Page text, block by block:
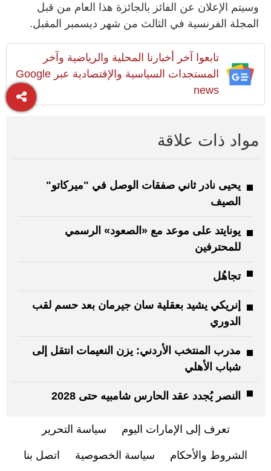
وسيتم الإعلان عن الفائز بالجائزة هذا العام من قبل
المجلة الفرنسية في الثالث من شهر ديسمبر المقبل.
تابعوا آخر أخبارنا المحلية والرياضية وآخر
المستجدات السياسية والإقتصادية عبر Google
news
مواد ذات علاقة
يحيى نادر ثاني صفقات الوصل في "ميركاتو"
الصيف
يونايتد على موعد مع «الصعود» الرسمي
للمحترفين
تجاهُل
إنريكي يشيد بعقلية سان جيرمان بعد حسم لقب
الدوري
مدرب المنتخب الأردني: يزن النعيمات انتقل إلى
شباب الأهلي
النصر يُجدد عقد الحارس شامبيه حتى 2028
تعرف إلى الإمارات اليوم سياسة التحرير
الشروط والأحكام سياسة الخصوصية اتصل بنا